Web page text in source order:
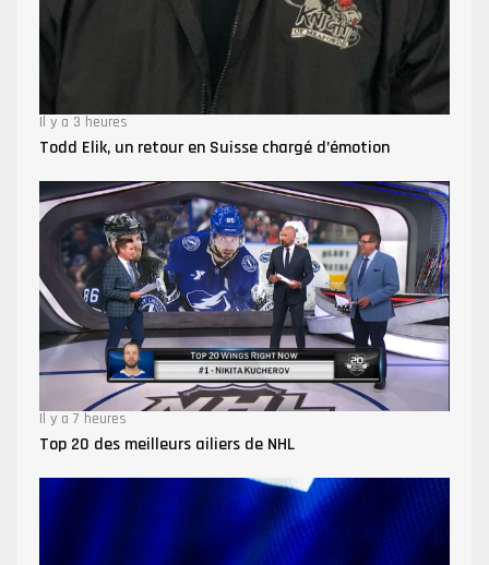
Il y a 3 heures
Todd Elik, un retour en Suisse chargé d’émotion
Il y a 7 heures
Top 20 des meilleurs ailiers de NHL